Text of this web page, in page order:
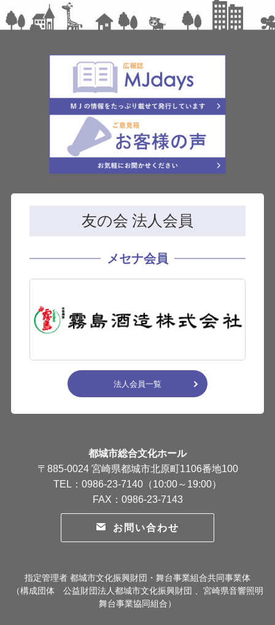
友の会 法人会員
メセナ会員
法人会員一覧
都城市総合文化ホール
〒885-0024 宮崎県都城市北原町1106番地100
TEL：0986-23-7140（10:00～19:00）
FAX：0986-23-7143
お問い合わせ
指定管理者 都城市文化振興財団・舞台事業組合共同事業体
（構成団体 公益財団法人都城市文化振興財団 、宮崎県音響照明
舞台事業協同組合）